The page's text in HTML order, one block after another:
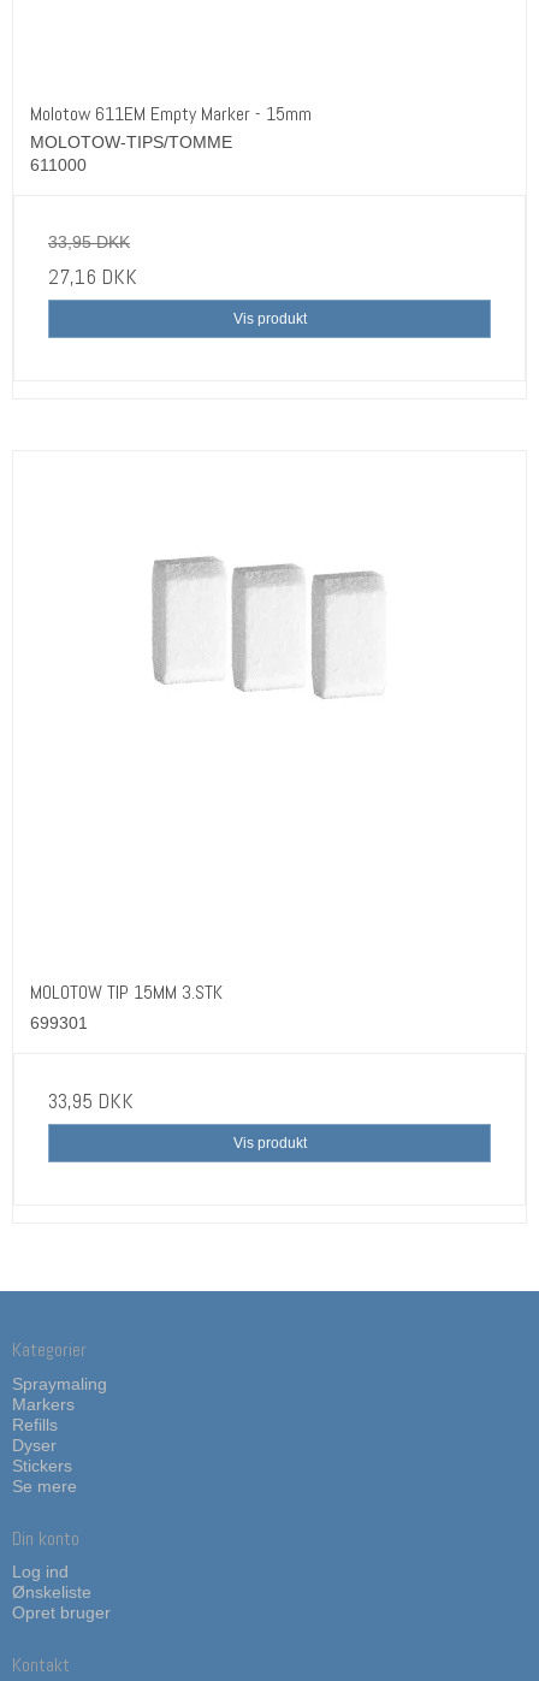
Molotow 611EM Empty Marker - 15mm
MOLOTOW-TIPS/TOMME
611000
33,95 DKK
27,16 DKK
Vis produkt
MOLOTOW TIP 15MM 3.STK
699301
33,95 DKK
Vis produkt
Kategorier
Spraymaling
Markers
Refills
Dyser
Stickers
Se mere
Din konto
Log ind
Ønskeliste
Opret bruger
Kontakt